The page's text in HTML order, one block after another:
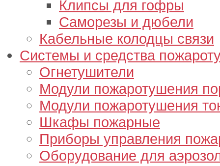
Клипсы для гофры
Саморезы и дюбели
Кабельные колодцы связи
Системы и средства
Огнетушители
Модули пожаротушения
Модули пожаротушения
Шкафы пожарные
Приборы управления
Оборудование для